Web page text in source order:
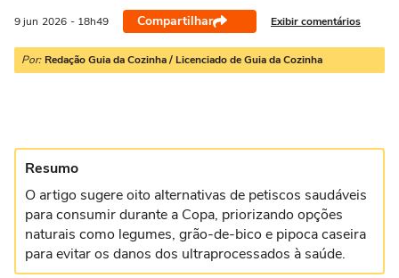
9 jun 2026 - 18h49 Compartilhar Exibir comentários
Por: Redação Guia da Cozinha / Licenciado de Guia da Cozinha
Resumo
O artigo sugere oito alternativas de petiscos saudáveis
para consumir durante a Copa, priorizando opções
naturais como legumes, grão-de-bico e pipoca caseira
para evitar os danos dos ultraprocessados à saúde.